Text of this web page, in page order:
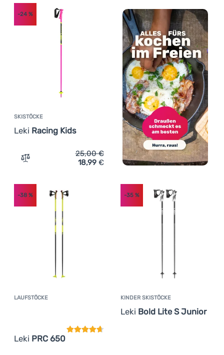
SKISTÖCKE
Leki Racing Kids
-24 %
Zum Vergleich 'Skistöcke Leki Racing Kids' hinzufügen
25,00€
18,99 €
LAUFSTÖCKE
Leki PRC 650
Kundenbewertung
-38 %
KINDER SKISTÖCKE
Leki Bold Lite S Junior
-35%